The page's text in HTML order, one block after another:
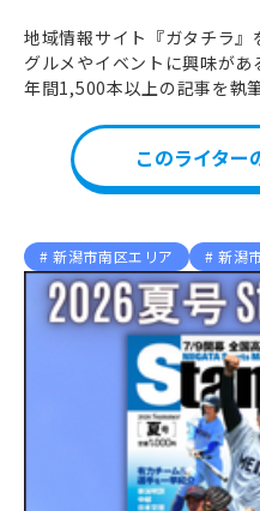
地域情報サイト『ガタチラ
グルメやイベントに興味が
年間1,500本以上の記事を執
このライター
新潟市南区エリア 新潟